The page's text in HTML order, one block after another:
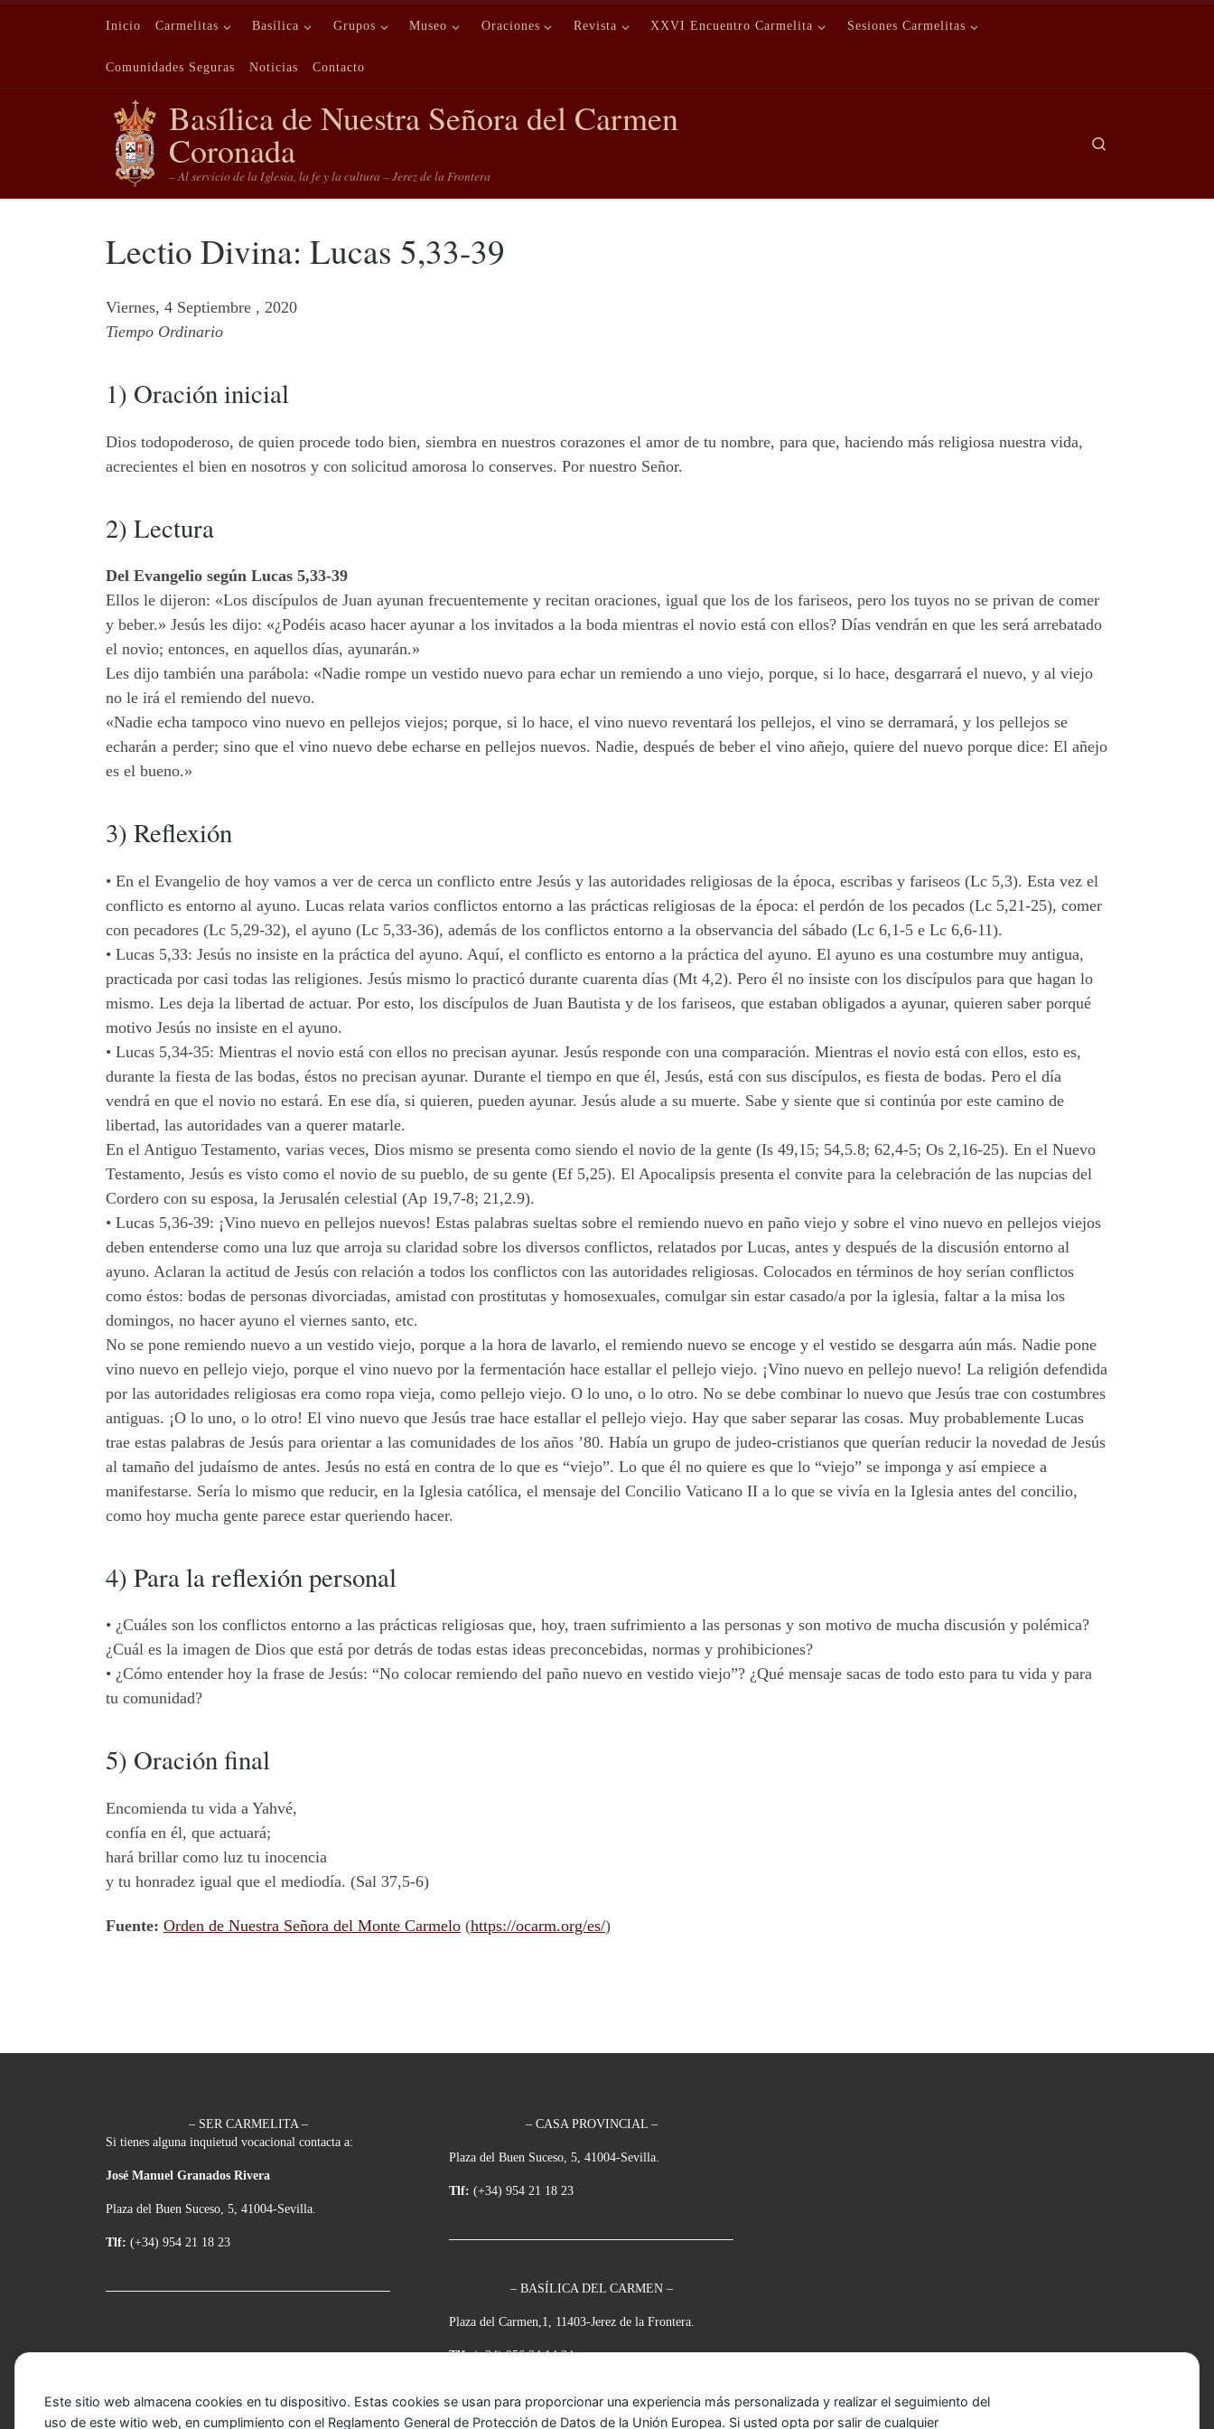
Saltar al contenido
Inicio Carmelitas Basílica Grupos Museo Oraciones Revista XXVI Encuentro Carmelita Sesiones Carmelitas
Comunidades Seguras Noticias Contacto
Basílica de Nuestra Señora del Carmen
Coronada
– Al servicio de la Iglesia, la fe y la cultura – Jerez de la Frontera
Lectio Divina: Lucas 5,33-39
Viernes, 4 Septiembre , 2020
Tiempo Ordinario
1) Oración inicial
Dios todopoderoso, de quien procede todo bien, siembra en nuestros corazones el amor de tu nombre, para que, haciendo más religiosa nuestra vida,
acrecientes el bien en nosotros y con solicitud amorosa lo conserves. Por nuestro Señor.
2) Lectura
Del Evangelio según Lucas 5,33-39
Ellos le dijeron: «Los discípulos de Juan ayunan frecuentemente y recitan oraciones, igual que los de los fariseos, pero los tuyos no se privan de comer
y beber.» Jesús les dijo: «¿Podéis acaso hacer ayunar a los invitados a la boda mientras el novio está con ellos? Días vendrán en que les será arrebatado
el novio; entonces, en aquellos días, ayunarán.»
Les dijo también una parábola: «Nadie rompe un vestido nuevo para echar un remiendo a uno viejo, porque, si lo hace, desgarrará el nuevo, y al viejo
no le irá el remiendo del nuevo.
«Nadie echa tampoco vino nuevo en pellejos viejos; porque, si lo hace, el vino nuevo reventará los pellejos, el vino se derramará, y los pellejos se
echarán a perder; sino que el vino nuevo debe echarse en pellejos nuevos. Nadie, después de beber el vino añejo, quiere del nuevo porque dice: El añejo
es el bueno.»
3) Reflexión
• En el Evangelio de hoy vamos a ver de cerca un conflicto entre Jesús y las autoridades religiosas de la época, escribas y fariseos (Lc 5,3). Esta vez el
conflicto es entorno al ayuno. Lucas relata varios conflictos entorno a las prácticas religiosas de la época: el perdón de los pecados (Lc 5,21-25), comer
con pecadores (Lc 5,29-32), el ayuno (Lc 5,33-36), además de los conflictos entorno a la observancia del sábado (Lc 6,1-5 e Lc 6,6-11).
• Lucas 5,33: Jesús no insiste en la práctica del ayuno. Aquí, el conflicto es entorno a la práctica del ayuno. El ayuno es una costumbre muy antigua,
practicada por casi todas las religiones. Jesús mismo lo practicó durante cuarenta días (Mt 4,2). Pero él no insiste con los discípulos para que hagan lo
mismo. Les deja la libertad de actuar. Por esto, los discípulos de Juan Bautista y de los fariseos, que estaban obligados a ayunar, quieren saber porqué
motivo Jesús no insiste en el ayuno.
• Lucas 5,34-35: Mientras el novio está con ellos no precisan ayunar. Jesús responde con una comparación. Mientras el novio está con ellos, esto es,
durante la fiesta de las bodas, éstos no precisan ayunar. Durante el tiempo en que él, Jesús, está con sus discípulos, es fiesta de bodas. Pero el día
vendrá en que el novio no estará. En ese día, si quieren, pueden ayunar. Jesús alude a su muerte. Sabe y siente que si continúa por este camino de
libertad, las autoridades van a querer matarle.
En el Antiguo Testamento, varias veces, Dios mismo se presenta como siendo el novio de la gente (Is 49,15; 54,5.8; 62,4-5; Os 2,16-25). En el Nuevo
Testamento, Jesús es visto como el novio de su pueblo, de su gente (Ef 5,25). El Apocalipsis presenta el convite para la celebración de las nupcias del
Cordero con su esposa, la Jerusalén celestial (Ap 19,7-8; 21,2.9).
• Lucas 5,36-39: ¡Vino nuevo en pellejos nuevos! Estas palabras sueltas sobre el remiendo nuevo en paño viejo y sobre el vino nuevo en pellejos viejos
deben entenderse como una luz que arroja su claridad sobre los diversos conflictos, relatados por Lucas, antes y después de la discusión entorno al
ayuno. Aclaran la actitud de Jesús con relación a todos los conflictos con las autoridades religiosas. Colocados en términos de hoy serían conflictos
como éstos: bodas de personas divorciadas, amistad con prostitutas y homosexuales, comulgar sin estar casado/a por la iglesia, faltar a la misa los
domingos, no hacer ayuno el viernes santo, etc.
No se pone remiendo nuevo a un vestido viejo, porque a la hora de lavarlo, el remiendo nuevo se encoge y el vestido se desgarra aún más. Nadie pone
vino nuevo en pellejo viejo, porque el vino nuevo por la fermentación hace estallar el pellejo viejo. ¡Vino nuevo en pellejo nuevo! La religión defendida
por las autoridades religiosas era como ropa vieja, como pellejo viejo. O lo uno, o lo otro. No se debe combinar lo nuevo que Jesús trae con costumbres
antiguas. ¡O lo uno, o lo otro! El vino nuevo que Jesús trae hace estallar el pellejo viejo. Hay que saber separar las cosas. Muy probablemente Lucas
trae estas palabras de Jesús para orientar a las comunidades de los años ’80. Había un grupo de judeo-cristianos que querían reducir la novedad de Jesús
al tamaño del judaísmo de antes. Jesús no está en contra de lo que es “viejo”. Lo que él no quiere es que lo “viejo” se imponga y así empiece a
manifestarse. Sería lo mismo que reducir, en la Iglesia católica, el mensaje del Concilio Vaticano II a lo que se vivía en la Iglesia antes del concilio,
como hoy mucha gente parece estar queriendo hacer.
4) Para la reflexión personal
• ¿Cuáles son los conflictos entorno a las prácticas religiosas que, hoy, traen sufrimiento a las personas y son motivo de mucha discusión y polémica?
¿Cuál es la imagen de Dios que está por detrás de todas estas ideas preconcebidas, normas y prohibiciones?
• ¿Cómo entender hoy la frase de Jesús: “No colocar remiendo del paño nuevo en vestido viejo”? ¿Qué mensaje sacas de todo esto para tu vida y para
tu comunidad?
5) Oración final
Encomienda tu vida a Yahvé,
confía en él, que actuará;
hará brillar como luz tu inocencia
y tu honradez igual que el mediodía. (Sal 37,5-6)
Fuente: Orden de Nuestra Señora del Monte Carmelo (https://ocarm.org/es/)
– SER CARMELITA –
Si tienes alguna inquietud vocacional contacta a:
José Manuel Granados Rivera
Plaza del Buen Suceso, 5, 41004-Sevilla.
Tlf: (+34) 954 21 18 23
– CASA PROVINCIAL –
Plaza del Buen Suceso, 5, 41004-Sevilla.
Tlf: (+34) 954 21 18 23
– BASÍLICA DEL CARMEN –
Plaza del Carmen,1, 11403-Jerez de la Frontera.
Tlf:(+34) 956 34 14 34
Este sitio web almacena cookies en tu dispositivo. Estas cookies se usan para proporcionar una experiencia más personalizada y realizar el seguimiento del
uso de este witio web, en cumplimiento con el Reglamento General de Protección de Datos de la Unión Europea. Si usted opta por salir de cualquier